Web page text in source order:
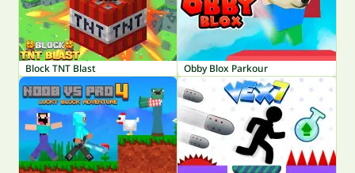
Block TNT Blast Obby Blox Parkour